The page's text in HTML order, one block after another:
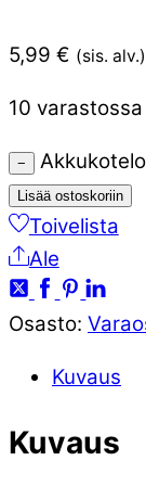
5,99 € (sis. alv.)
10 varastossa
−
Lisää ostoskoriin
Toivelista
Ale
Osasto:
Kuvaus
Kuvaus